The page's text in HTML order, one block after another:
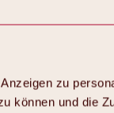
zu
können und die